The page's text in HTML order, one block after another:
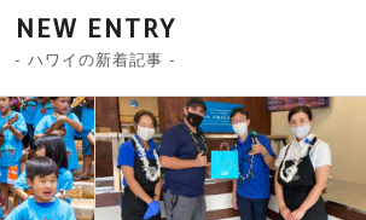
NEW ENTRY
- ハワイの新着記事 -